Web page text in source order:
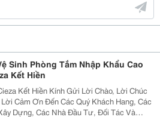
Sinh Phòng Tắm Nhập Khẩu Cao
Kết Hiền
Kết Hiền Kính Gửi Lời Chào, Lời Chúc
Cảm Ơn Đến Các Quý Khách Hang, Các
Dựng, Các Nhà Đầu Tư, Đối Tác Và